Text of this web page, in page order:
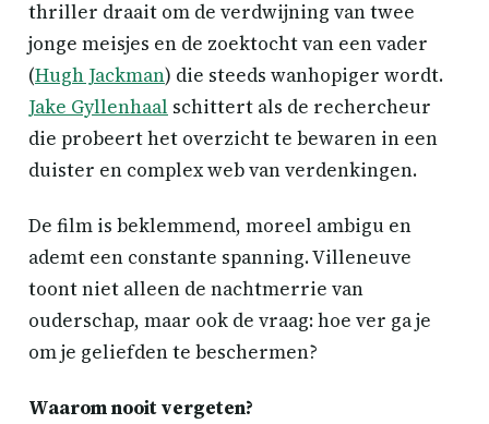
thriller draait om de verdwijning van twee
jonge meisjes en de zoektocht van een vader
(Hugh Jackman) die steeds wanhopiger wordt.
Jake Gyllenhaal schittert als de rechercheur
die probeert het overzicht te bewaren in een
duister en complex web van verdenkingen.
De film is beklemmend, moreel ambigu en
ademt een constante spanning. Villeneuve
toont niet alleen de nachtmerrie van
ouderschap, maar ook de vraag: hoe ver ga je
om je geliefden te beschermen?
Waarom nooit vergeten?